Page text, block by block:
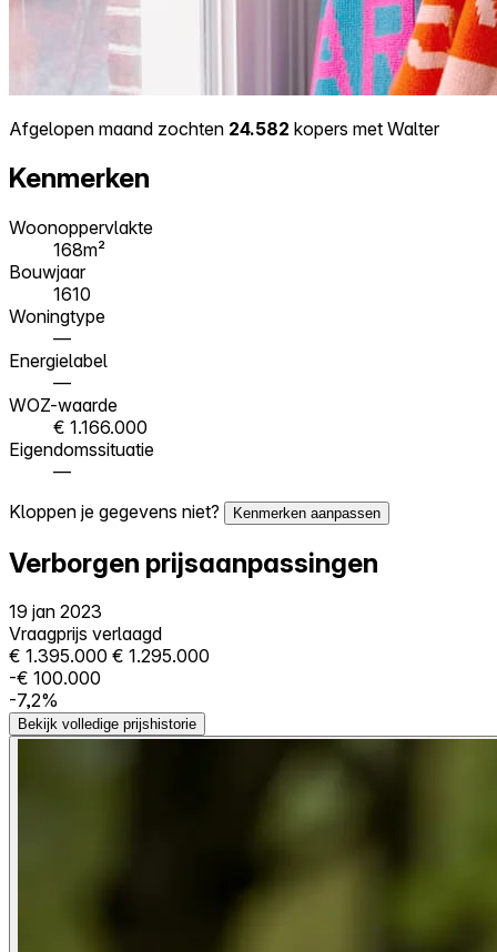
Afgelopen maand zochten 24.582 kopers met Walter
Kenmerken
Woonoppervlakte
168m²
Bouwjaar
1610
Woningtype
—
Energielabel
—
WOZ-waarde
€ 1.166.000
Eigendomssituatie
—
Kloppen je gegevens niet?
Kenmerken aanpassen
Verborgen prijsaanpassingen
19 jan 2023
Vraagprijs verlaagd
€ 1.395.000 € 1.295.000
-€ 100.000
-7,2%
Bekijk volledige prijshistorie